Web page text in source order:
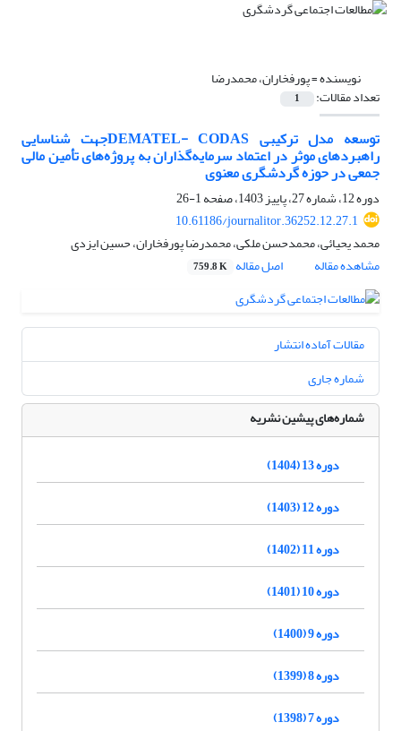
نویسنده =پورفخاران، محمدرضا
تعداد مقالات: 1
توسعه مدل ترکیبی DEMATEL- CODASجهت شناسایی
راهبردهای موثر در اعتماد سرمایه‌گذاران به پروژه‌های تأمین مالی
جمعی در حوزه گردشگری معنوی
دوره 12، شماره 27، پاییز 1403، صفحه
1-26
10.61186/journalitor.36252.12.27.1
محمد یحیائی، محمدحسن ملکی، محمدرضا پورفخاران، حسین ایزدی
مشاهده مقاله
اصل مقاله 759.8 K
مقالات آماده انتشار
شماره جاری
شماره‌های پیشین نشریه
دوره 13 (1404)
دوره 12 (1403)
دوره 11 (1402)
دوره 10 (1401)
دوره 9 (1400)
دوره 8 (1399)
دوره 7 (1398)